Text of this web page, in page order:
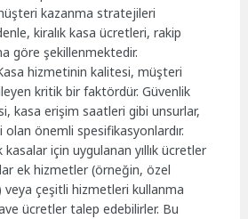
kazanma stratejileri
kiralık kasa ücretleri, rakip
göre şekillenmektedir.
hizmetinin kalitesi, müşteri
kritik bir faktördür. Güvenlik
kasa erişim saatleri gibi unsurlar,
önemli spesifikasyonlardır.
kasalar için uygulanan yıllık ücretler
ek hizmetler (örneğin, özel
çeşitli hizmetleri kullanma
ücretler talep edebilirler. Bu